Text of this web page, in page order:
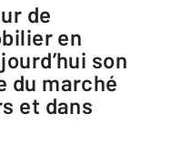
en
son
du marché
et dans